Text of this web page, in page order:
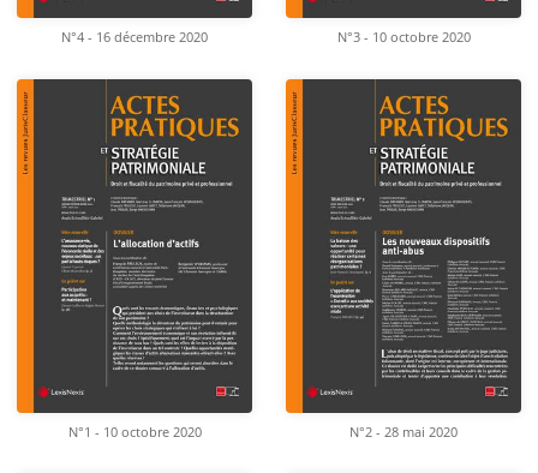
N°4 - 16 décembre 2020 N°3 - 10 octobre 2020
N°1 - 10 octobre 2020 N°2 - 28 mai 2020